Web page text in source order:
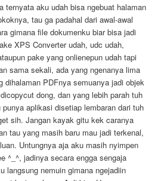
ternyata aku udah bisa ngebuat halaman
tau ga padahal dari awal-awal
gimana file dokumenku biar bisa jadi
XPS Converter udah, udc udah,
pake yang onlienepun udah tapi
sama sekali, ada yang ngenanya lima
dihalaman PDFnya semuanya jadi objek
dong, dan yang lebih parah tuh
aplikasi disetiap lembaran dari tuh
sih. Jangan kayak gitu kek caranya
tau yang masih baru mau jadi terkenal,
Untungnya aja aku masih nyimpen
^_^, jadinya secara engga sengaja
langsung nemuin gimana ngejadiin